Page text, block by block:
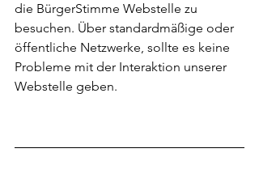
die BürgerStimme Webstelle zu
besuchen. Über standardmäßige oder
öffentliche Netzwerke, sollte es keine
Probleme mit der Interaktion unserer
Webstelle geben.